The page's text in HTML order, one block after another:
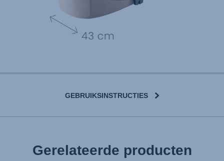
GEBRUIKSINSTRUCTIES
Gebrauchsanleitung (Deutsch)
Gerelateerde producten